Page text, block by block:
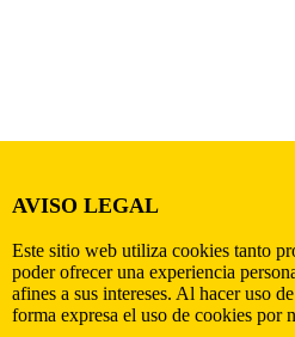
AVISO LEGAL
Este sitio web utiliza cookies tanto
poder ofrecer una experiencia
afines a sus intereses. Al hacer uso
forma expresa el uso de cookies por